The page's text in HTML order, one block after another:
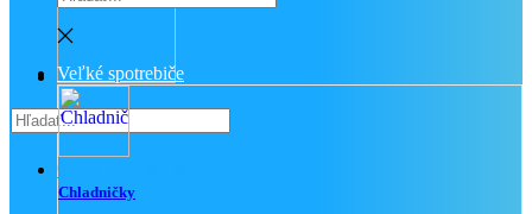
033/ 641 21 91
Veľké spotrebiče
Chladničky